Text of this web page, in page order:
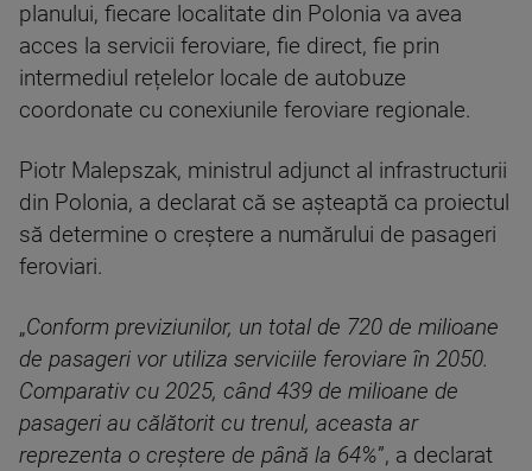
planului, fiecare localitate din Polonia va avea
acces la servicii feroviare, fie direct, fie prin
intermediul rețelelor locale de autobuze
coordonate cu conexiunile feroviare regionale.
Piotr Malepszak, ministrul adjunct al infrastructurii
din Polonia, a declarat că se așteaptă ca proiectul
să determine o creștere a numărului de pasageri
feroviari.
„Conform previziunilor, un total de 720 de milioane
de pasageri vor utiliza serviciile feroviare în 2050.
Comparativ cu 2025, când 439 de milioane de
pasageri au călătorit cu trenul, aceasta ar
reprezenta o creștere de până la 64%”, a declarat